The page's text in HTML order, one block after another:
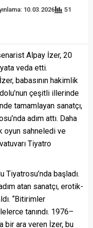
10.03.2026 51
Alpay İzer, 20
veda etti.
babasının hakimlik
çeşitli illerinde
tamamlayan sanatçı,
adım attı. Daha
oyun sahneledi ve
Tiyatro
Tiyatrosu’nda başladı.
atan sanatçı, erotik-
“Bitirimler
tanındı. 1976–
bir ara veren İzer, bu